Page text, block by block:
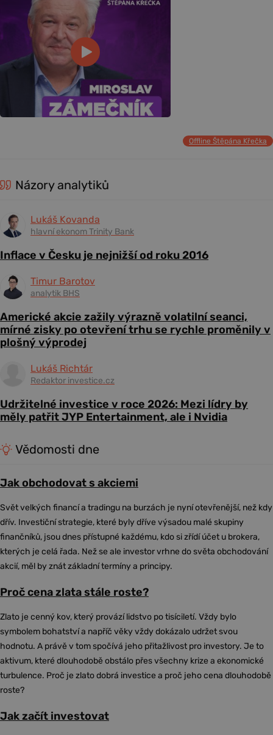
Offline Štěpána Křečka
Názory analytiků
Lukáš Kovanda
hlavní ekonom Trinity Bank
Inflace v Česku je nejnižší od roku 2016
Timur Barotov
analytik BHS
Americké akcie zažily výrazně volatilní seanci,
mírné zisky po otevření trhu se rychle proměnily v
plošný výprodej
Lukáš Richtár
Redaktor investice.cz
Udržitelné investice v roce 2026: Mezi lídry by
měly patřit JYP Entertainment, ale i Nvidia
Vědomosti dne
Jak obchodovat s akciemi
Svět velkých financí a tradingu na burzách je nyní otevřenější, než kdy
dřív. Investiční strategie, které byly dříve výsadou malé skupiny
finančníků, jsou dnes přístupné každému, kdo si zřídí účet u brokera,
kterých je celá řada. Než se ale investor vrhne do světa obchodování
akcií, měl by znát základní termíny a principy.
Proč cena zlata stále roste?
Zlato je cenný kov, který provází lidstvo po tisíciletí. Vždy bylo
symbolem bohatství a napříč věky vždy dokázalo udržet svou
hodnotu. A právě v tom spočívá jeho přitažlivost pro investory. Je to
aktivum, které dlouhodobě obstálo přes všechny krize a ekonomické
turbulence. Proč je zlato dobrá investice a proč jeho cena dlouhodobě
roste?
Jak začít investovat